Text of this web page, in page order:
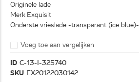
Originele lade
Merk Exquisit
Onderste vrieslade -transparant (ice blue)-
Voeg toe aan vergelijken
ID C-13-I-325740
SKU EX20122030142